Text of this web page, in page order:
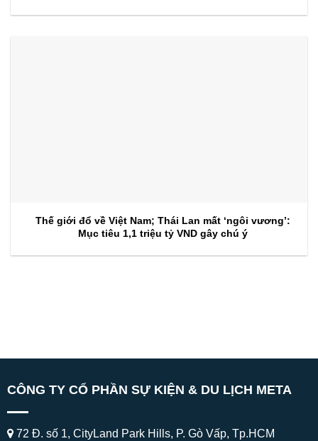
Thế giới đổ về Việt Nam; Thái Lan mất ‘ngôi vương’:
Mục tiêu 1,1 triệu tỷ VND gây chú ý
CÔNG TY CỔ PHẦN SỰ KIỆN & DU LỊCH META
72 Đ. số 1, CityLand Park Hills, P. Gò Vấp, Tp.HCM